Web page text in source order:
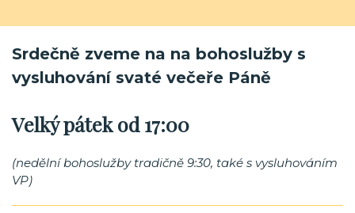
Srdečně zveme na na bohoslužby s
vysluhování svaté večeře Páně
Velký pátek od 17:00
(nedělní bohoslužby tradičně 9:30, také s vysluhováním
VP)